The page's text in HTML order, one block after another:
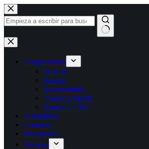
Saltar
al
contenido
Sin
resultados
Campeonatos
Serie B
Parejas
Manomanista
Cuatro y Medio
Parejas LENC
Actualidad
Cartelera
Resultados
Torneos